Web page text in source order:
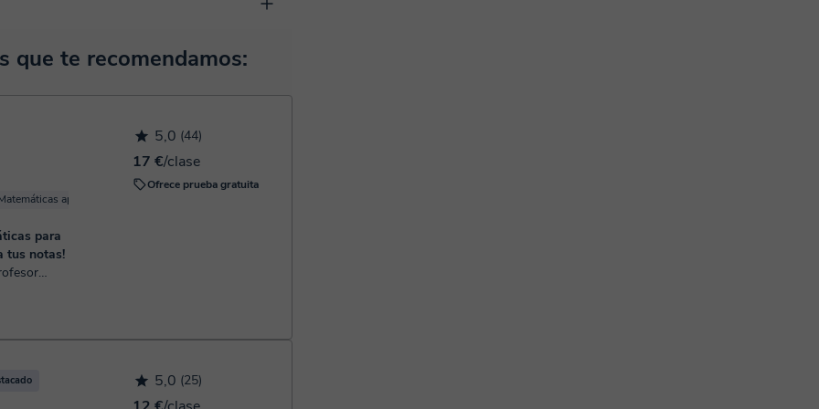
podrás realizar el pago mediante tarjeta de
que te recomendamos:
5,0 (44)
17 €/clase
Ofrece prueba gratuita
aplicadas
para
tus notas!
5,0 (25)